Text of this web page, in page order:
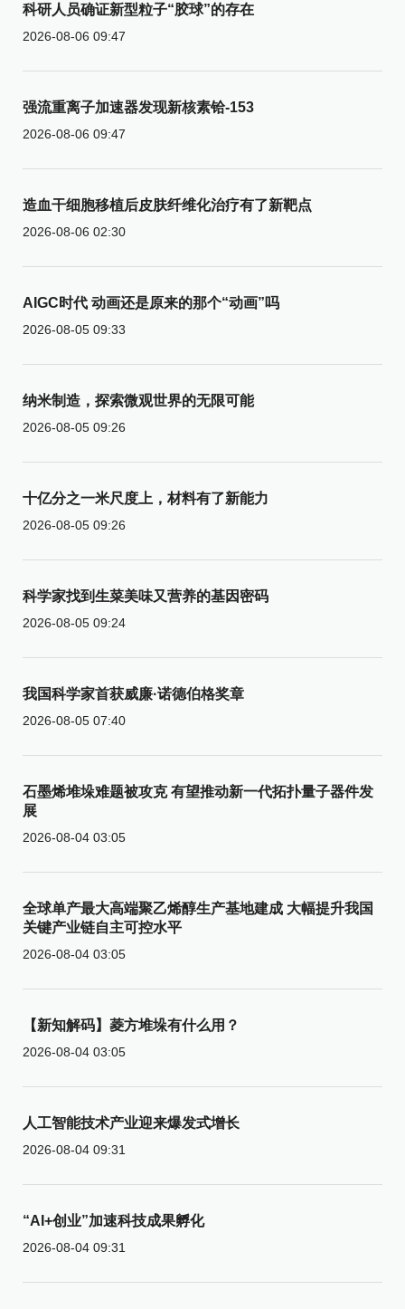
科研人员确证新型粒子“胶球”的存在
2026-08-06 09:47
强流重离子加速器发现新核素铪-153
2026-08-06 09:47
造血干细胞移植后皮肤纤维化治疗有了新靶点
2026-08-06 02:30
AIGC时代 动画还是原来的那个“动画”吗
2026-08-05 09:33
纳米制造，探索微观世界的无限可能
2026-08-05 09:26
十亿分之一米尺度上，材料有了新能力
2026-08-05 09:26
科学家找到生菜美味又营养的基因密码
2026-08-05 09:24
我国科学家首获威廉·诺德伯格奖章
2026-08-05 07:40
石墨烯堆垛难题被攻克 有望推动新一代拓扑量子器件发
展
2026-08-04 03:05
全球单产最大高端聚乙烯醇生产基地建成 大幅提升我国
关键产业链自主可控水平
2026-08-04 03:05
【新知解码】菱方堆垛有什么用？
2026-08-04 03:05
人工智能技术产业迎来爆发式增长
2026-08-04 09:31
“AI+创业”加速科技成果孵化
2026-08-04 09:31